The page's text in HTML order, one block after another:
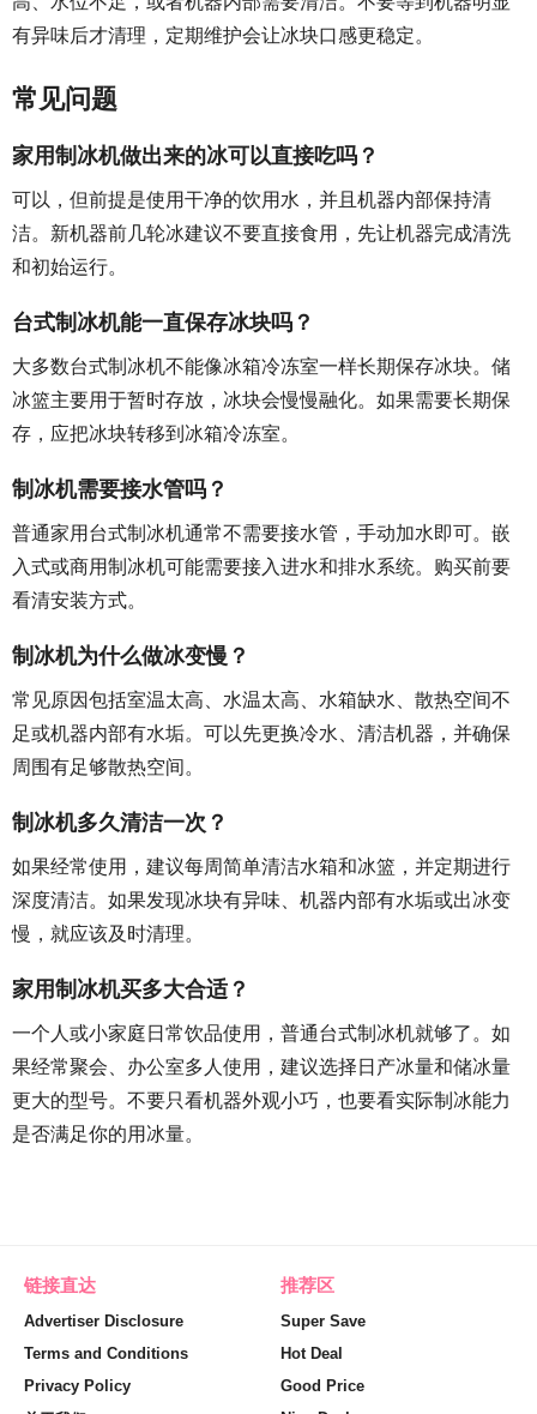
有异味后才清理，定期维护会让冰块口感更稳定。
常见问题
家用制冰机做出来的冰可以直接吃吗？
可以，但前提是使用干净的饮用水，并且机器内部保持清
洁。新机器前几轮冰建议不要直接食用，先让机器完成清洗
和初始运行。
台式制冰机能一直保存冰块吗？
大多数台式制冰机不能像冰箱冷冻室一样长期保存冰块。储
冰篮主要用于暂时存放，冰块会慢慢融化。如果需要长期保
存，应把冰块转移到冰箱冷冻室。
制冰机需要接水管吗？
普通家用台式制冰机通常不需要接水管，手动加水即可。嵌
入式或商用制冰机可能需要接入进水和排水系统。购买前要
看清安装方式。
制冰机为什么做冰变慢？
常见原因包括室温太高、水温太高、水箱缺水、散热空间不
足或机器内部有水垢。可以先更换冷水、清洁机器，并确保
周围有足够散热空间。
制冰机多久清洁一次？
如果经常使用，建议每周简单清洁水箱和冰篮，并定期进行
深度清洁。如果发现冰块有异味、机器内部有水垢或出冰变
慢，就应该及时清理。
家用制冰机买多大合适？
一个人或小家庭日常饮品使用，普通台式制冰机就够了。如
果经常聚会、办公室多人使用，建议选择日产冰量和储冰量
更大的型号。不要只看机器外观小巧，也要看实际制冰能力
是否满足你的用冰量。
链接直达
Advertiser Disclosure
Terms and Conditions
Privacy Policy
推荐区
Super Save
Hot Deal
Good Price